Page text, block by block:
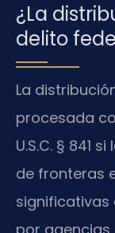
¿La
delito
La
procesada
U.S.C. § 841
de fronteras
significativas